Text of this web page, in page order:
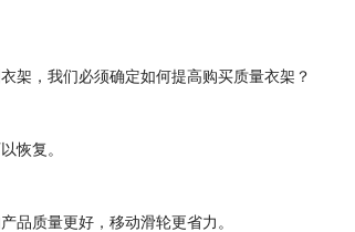
架，我们必须确定如何提高购买质量衣架？
恢复。
品质量更好，移动滑轮更省力。